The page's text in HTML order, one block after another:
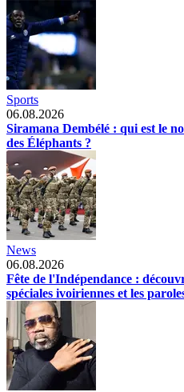
Sports
06.08.2026
Siramana Dembélé : qui est le
des Éléphants ?
News
06.08.2026
Fête de l'Indépendance :
spéciales ivoiriennes et les